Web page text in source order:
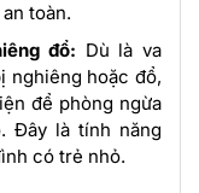
toàn.
đổ: Dù là va
nghiêng hoặc đổ,
để phòng ngừa
Đây là tính năng
có trẻ nhỏ.